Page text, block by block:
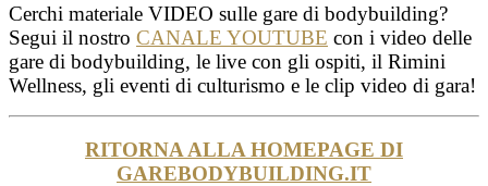
Cerchi materiale VIDEO sulle gare di bodybuilding?
Segui il nostro CANALE YOUTUBE con i video delle
gare di bodybuilding, le live con gli ospiti, il Rimini
Wellness, gli eventi di culturismo e le clip video di gara!
RITORNA ALLA HOMEPAGE DI
GAREBODYBUILDING.IT